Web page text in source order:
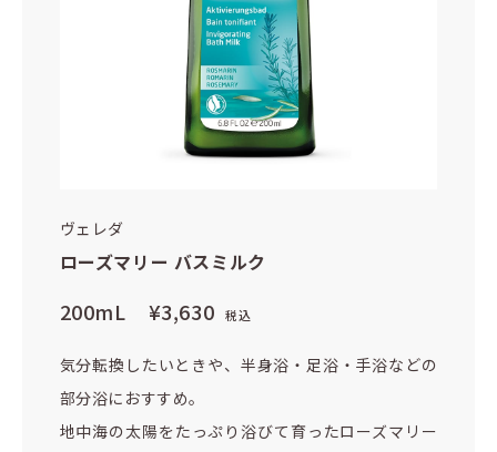
ヴェレダ
ローズマリー バスミルク
200mL ¥3,630 税込
気分転換したいときや、半身浴・足浴・手浴などの
部分浴におすすめ。
地中海の太陽をたっぷり浴びて育ったローズマリー